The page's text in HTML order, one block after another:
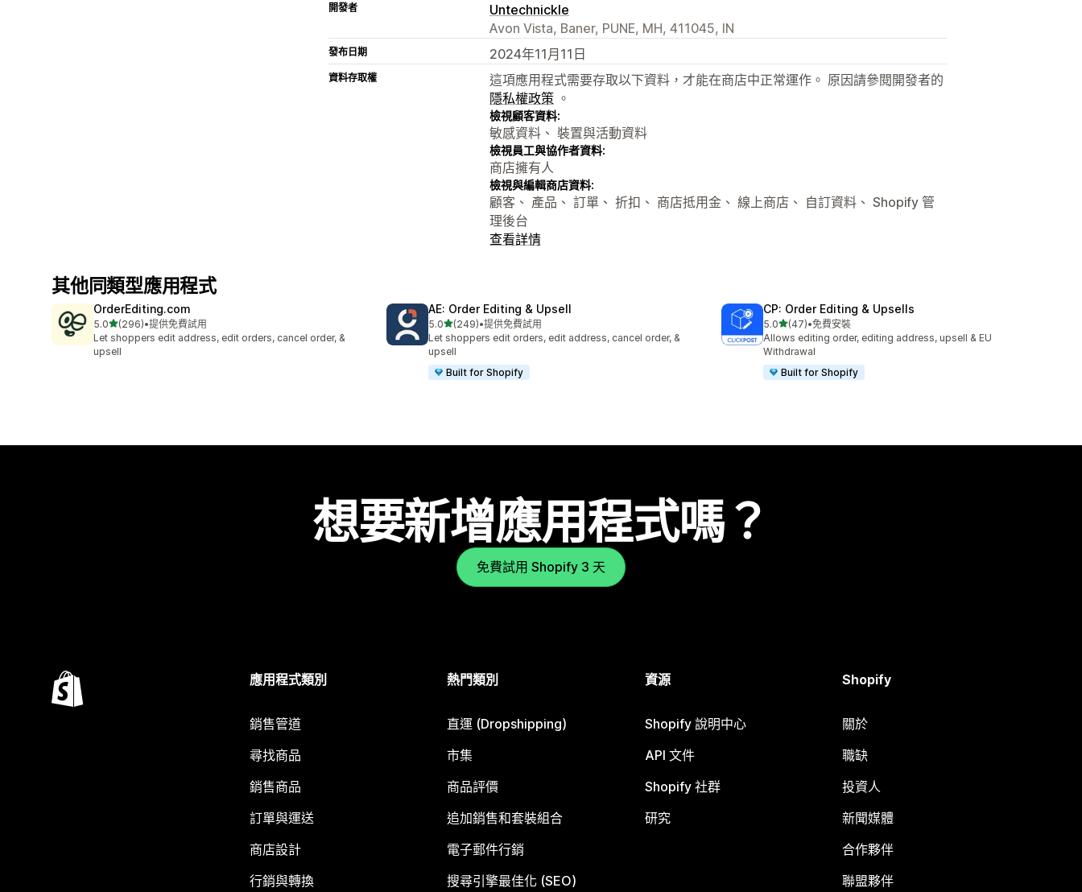
開發者
Untechnickle
Avon Vista, Baner, PUNE, MH, 411045, IN
發布日期 2024年11月11日
資料存取權
這項應用程式需要存取以下資料，才能在商店中正常運作。 原因請參閱開發者的
隱私權政策 。
檢視顧客資料:
敏感資料、 裝置與活動資料
檢視員工與協作者資料:
商店擁有人
檢視與編輯商店資料:
顧客、 產品、 訂單、 折扣、 商店抵用金、 線上商店、 自訂資料、 Shopify 管
理後台
查看詳情
其他同類型應用程式
OrderEditing.com
5.0滿分 5 顆星
(296)
共有 296 則評價
•提供免費試用
Let shoppers edit address, edit orders, cancel order, &
upsell
AE: Order Editing & Upsell
5.0滿分 5 顆星
(249)
共有 249 則評價
•提供免費試用
Let shoppers edit orders, edit address, cancel order, &
upsell
Built for Shopify
CP: Order Editing & Upsells
5.0滿分 5 顆星
(47)
共有 47 則評價
•免費安裝
Allows editing order, editing address, upsell & EU
Withdrawal
Built for Shopify
想要新增應用程式嗎？
免費試用 Shopify 3 天
應用程式類別
銷售管道
尋找商品
銷售商品
訂單與運送
商店設計
行銷與轉換
熱門類別
直運 (Dropshipping)
市集
商品評價
追加銷售和套裝組合
電子郵件行銷
搜尋引擎最佳化 (SEO)
資源
Shopify 說明中心
API 文件
Shopify 社群
研究
Shopify
關於
職缺
投資人
新聞媒體
合作夥伴
聯盟夥伴